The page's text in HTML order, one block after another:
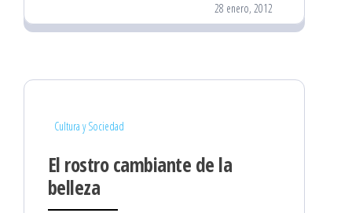
28 enero, 2012
Cultura y Sociedad
El rostro cambiante de la
belleza